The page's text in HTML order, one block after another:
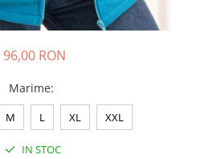
96,00 RON
Marime:
M L XL XXL
IN STOC